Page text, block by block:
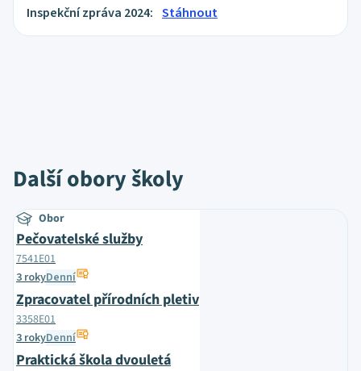
Inspekční zpráva 2024: Stáhnout
Další obory školy
Obor
Pečovatelské služby
7541E01
3 rokyDenní
Zpracovatel přírodních pletiv
3358E01
3 rokyDenní
Praktická škola dvouletá